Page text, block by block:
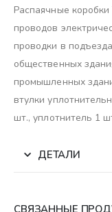
Распаячные
проводов
проводки в
общественных
промышленных
втулки
шт., уплотнитель 1
ДЕТАЛИ
СВЯЗАННЫЕ